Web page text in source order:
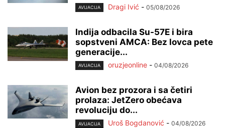
AVIJACIJA Dragi Ivić - 05/08/2026
Indija odbacila Su-57E i bira
sopstveni AMCA: Bez lovca pete
generacije...
AVIJACIJA oruzjeonline - 04/08/2026
Avion bez prozora i sa četiri
prolaza: JetZero obećava
revoluciju do...
AVIJACIJA Uroš Bogdanović - 04/08/2026